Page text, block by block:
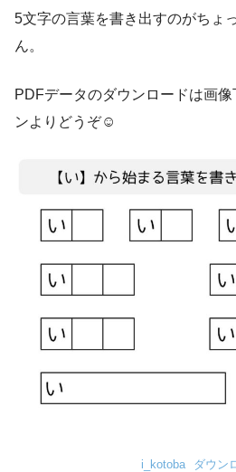
5文字の言葉を書き出すのがちょ
ん。
PDFデータのダウンロードは画
ンよりどうぞ☺
i_kotoba ダウン